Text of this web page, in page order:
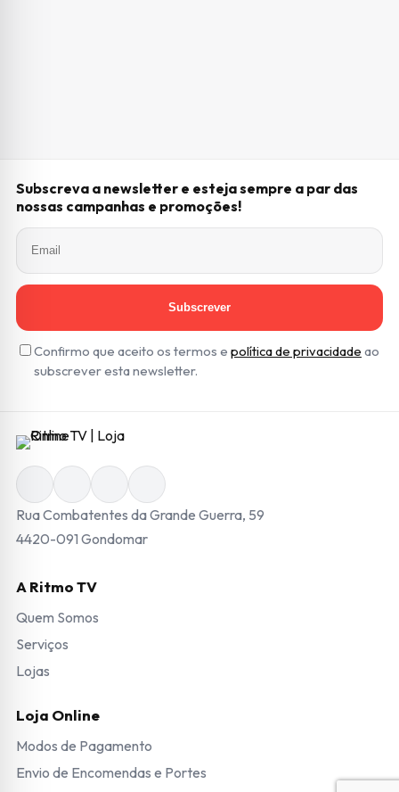
Subscreva a newsletter e esteja sempre a par das
nossas campanhas e promoções!
Subscrever
Confirmo que aceito os termos e política de privacidade ao
subscrever esta newsletter.
Rua Combatentes da Grande Guerra, 59
4420-091 Gondomar
A Ritmo TV
Quem Somos
Serviços
Lojas
Loja Online
Modos de Pagamento
Envio de Encomendas e Portes